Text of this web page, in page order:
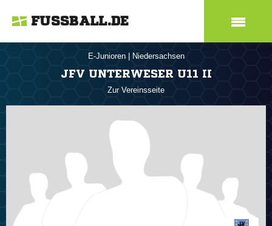
FUSSBALL.DE
E-Junioren Niedersachsen
JFV UNTERWESER U11 II
Zur Vereinsseite